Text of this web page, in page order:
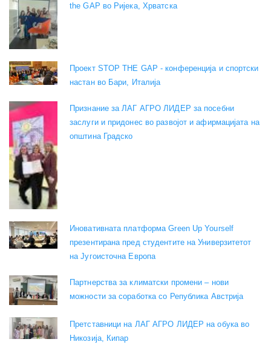
the GAP во Ријека, Хрватска
Проект STOP THE GAP - конференција и спортски
настан во Бари, Италија
Признание за ЛАГ АГРО ЛИДЕР за посебни
заслуги и придонес во развојот и афирмацијата на
општина Градско
Иновативната платформа Green Up Yourself
презентирана пред студентите на Универзитетот
на Југоисточна Европа
Партнерства за климатски промени – нови
можности за соработка со Република Австрија
Претставници на ЛАГ АГРО ЛИДЕР на обука во
Никозија, Кипар